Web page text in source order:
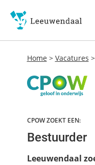
Home > Vacatures >
CPOW ZOEKT EEN:
Bestuurder
Leeuwendaal